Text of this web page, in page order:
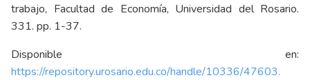
trabajo, Facultad de Economía, Universidad del Rosario.
331. pp. 1-37.
Disponible en:
https://repository.urosario.edu.co/handle/10336/47603.